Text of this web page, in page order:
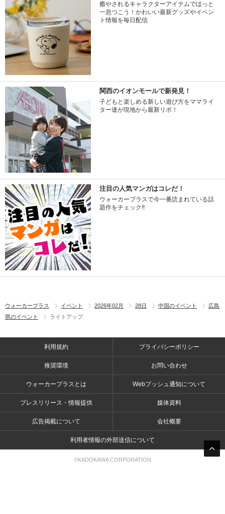
癒やされるキャラクターアイテムでほっと
一息つこう！かわいい最新グッズやイベン
ト情報を毎日配信
関西のイオンモールで新発見！
子どもと楽しめる新しい遊び方をママライ
ター達が現地から最新リポ！
注目の人気マンガはコレだ！
ウォーカープラスで今一番読まれている話
題作をチェック!!
ウォーカープラス イベント 2026年02月 28日 中国のイベント
広島
県のイベント
ライトアップ
利用規約 プライバシーポリシー
推奨環境 お問い合わせ
ウォーカープラスとは Webプッシュ通知について
プレスリリース・情報提供 媒体資料
広告掲載について 会社概要
利用者情報の外部送信について
©KADOKAWA CORPORATION